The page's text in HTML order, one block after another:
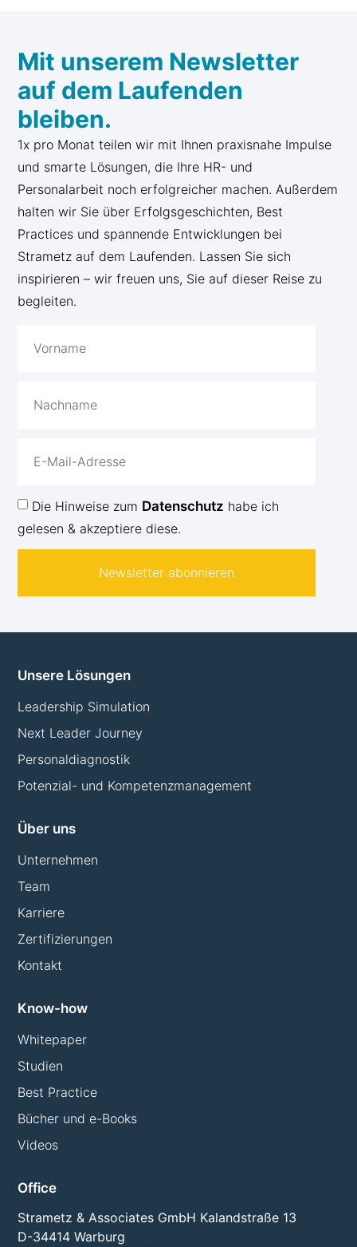
Mit unserem Newsletter
auf dem Laufenden
bleiben.
1x pro Monat teilen wir mit Ihnen praxisnahe Impulse
und smarte Lösungen, die Ihre HR- und
Personalarbeit noch erfolgreicher machen. Außerdem
halten wir Sie über Erfolgsgeschichten, Best
Practices und spannende Entwicklungen bei
Strametz auf dem Laufenden. Lassen Sie sich
inspirieren – wir freuen uns, Sie auf dieser Reise zu
begleiten.
Die Hinweise zum Datenschutz habe ich
gelesen & akzeptiere diese.
Newsletter abonnieren
Unsere Lösungen
Leadership Simulation
Next Leader Journey
Personaldiagnostik
Potenzial- und Kompetenzmanagement
Über uns
Unternehmen
Team
Karriere
Zertifizierungen
Kontakt
Know-how
Whitepaper
Studien
Best Practice
Bücher und e-Books
Videos
Office
Strametz & Associates GmbH Kalandstraße 13
D-34414 Warburg